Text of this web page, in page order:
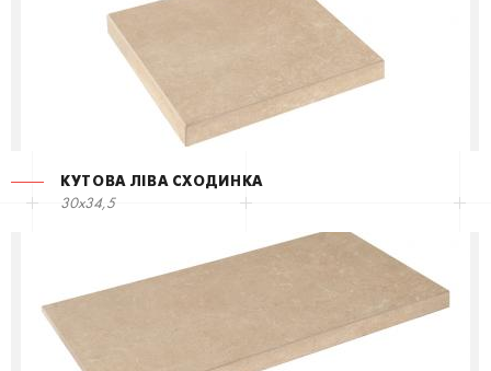
КУТОВА ЛІВА СХОДИНКА
30x34,5